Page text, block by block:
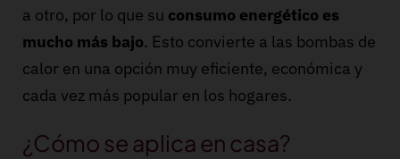
a otro, por lo que su consumo energético es
mucho más bajo. Esto convierte a las bombas de
calor en una opción muy eficiente, económica y
cada vez más popular en los hogares.
¿Cómo se aplica en casa?